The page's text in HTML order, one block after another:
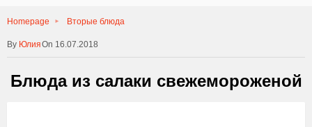
Homepage Вторые блюда
ЮлияOn 16.07.2018
Блюда из салаки свежемороженой